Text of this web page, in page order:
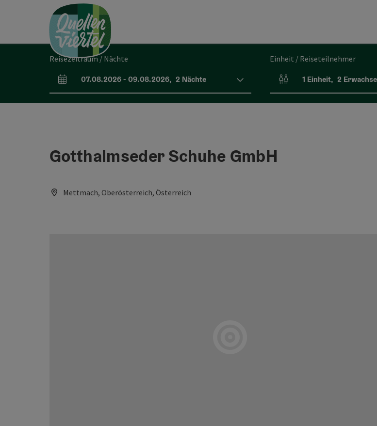
Zum InhaltAccesskey
[0]
Zur NavigationAccesskey
Zum Seitenanfang Accesskey
Reisezeitraum / Nächte
An- und Abreisefelder
07.08.2026- 09.08.2026, 2 Nächte
Einheit / Reiseteilnehmer
Einheitenanzahl und
1 Einheit, 2
Gotthalmseder Schuhe GmbH
Mettmach, Oberösterreich, Österreich